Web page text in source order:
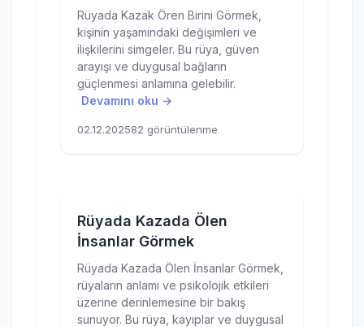
Rüyada Kazak Ören Birini Görmek,
kişinin yaşamındaki değişimleri ve
ilişkilerini simgeler. Bu rüya, güven
arayışı ve duygusal bağların
güçlenmesi anlamına gelebilir.
Devamını oku →
02.12.202582 görüntülenme
Rüyada Kazada Ölen
İnsanlar Görmek
Rüyada Kazada Ölen İnsanlar Görmek,
rüyaların anlamı ve psikolojik etkileri
üzerine derinlemesine bir bakış
sunuyor. Bu rüya, kayıplar ve duygusal